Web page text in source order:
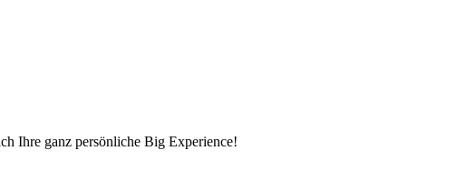
Ihre ganz persönliche Big Experience!